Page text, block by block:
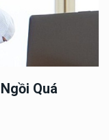
Quá